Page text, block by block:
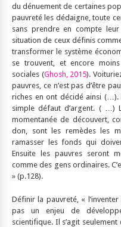
du dénuement de certaines
pauvreté les dédaigne, toute
sans prendre en compte leur
situation de ceux définis
transformer le système
se trouvent, et encore
sociales (Ghosh, 2015).
pauvres, ce n’est pas d’être
riches en ont décidé ainsi (…).
simple défaut d’argent. ( …)
momentanée de découvert,
don, sont les remèdes les
ramasser les fonds qui
Ensuite les pauvres seront
comme des gens ordinaires.
» (p.128).
Définir la pauvreté, «
pas un enjeu de
scientifique. Il s’agit